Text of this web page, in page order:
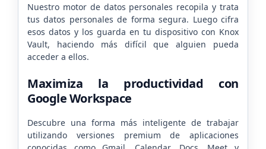
Nuestro motor de datos personales recopila y trata
tus datos personales de forma segura. Luego cifra
esos datos y los guarda en tu dispositivo con Knox
Vault, haciendo más difícil que alguien pueda
acceder a ellos.
Maximiza la productividad con
Google Workspace
Descubre una forma más inteligente de trabajar
utilizando versiones premium de aplicaciones